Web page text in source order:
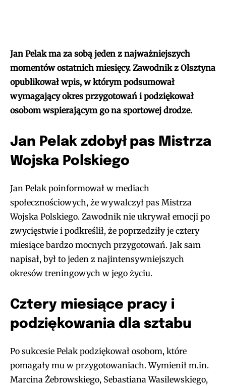
Jan Pelak ma za sobą jeden z najważniejszych
momentów ostatnich miesięcy. Zawodnik z Olsztyna
opublikował wpis, w którym podsumował
wymagający okres przygotowań i podziękował
osobom wspierającym go na sportowej drodze.
Jan Pelak zdobył pas Mistrza
Wojska Polskiego
Jan Pelak poinformował w mediach
społecznościowych, że wywalczył pas Mistrza
Wojska Polskiego. Zawodnik nie ukrywał emocji po
zwycięstwie i podkreślił, że poprzedziły je cztery
miesiące bardzo mocnych przygotowań. Jak sam
napisał, był to jeden z najintensywniejszych
okresów treningowych w jego życiu.
Cztery miesiące pracy i
podziękowania dla sztabu
Po sukcesie Pelak podziękował osobom, które
pomagały mu w przygotowaniach. Wymienił m.in.
Marcina Żebrowskiego, Sebastiana Wasilewskiego,